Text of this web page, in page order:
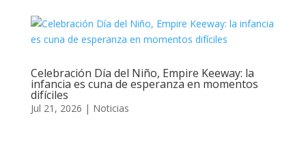
Celebración Día del Niño, Empire Keeway: la
infancia es cuna de esperanza en momentos
difíciles
Jul 21, 2026 | Noticias